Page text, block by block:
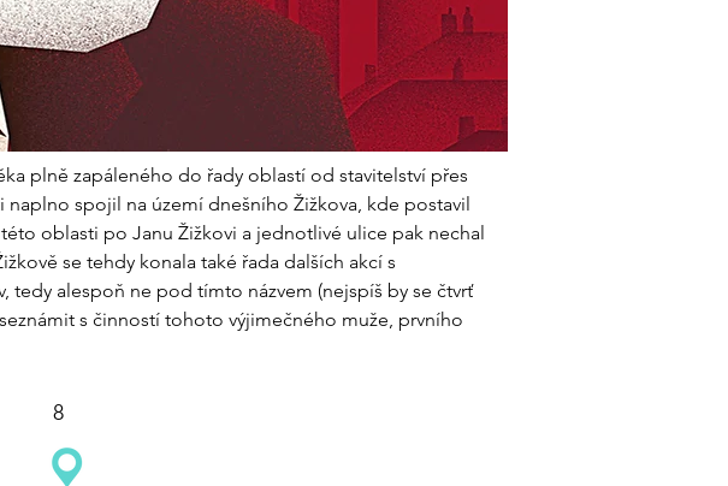
plně zapáleného do řady oblastí od stavitelství přes
spojil na území dnešního Žižkova, kde postavil
oblasti po Janu Žižkovi a jednotlivé ulice pak nechal
se tehdy konala také řada dalších akcí s
tedy alespoň ne pod tímto názvem (nejspíš by se čtvrť
s činností tohoto výjimečného muže, prvního
8